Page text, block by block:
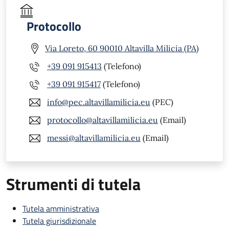
Protocollo
Via Loreto, 60 90010 Altavilla Milicia (PA)
+39 091 915413 (Telefono)
+39 091 915417 (Telefono)
info@pec.altavillamilicia.eu (PEC)
protocollo@altavillamilicia.eu (Email)
messi@altavillamilicia.eu (Email)
Strumenti di tutela
Tutela amministrativa
Tutela giurisdizionale